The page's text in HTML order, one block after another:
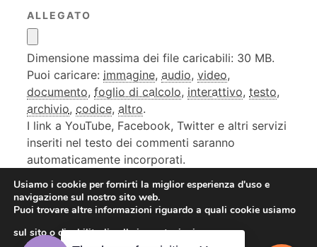
ALLEGATO
Dimensione massima dei file caricabili: 30 MB.
Puoi caricare: immagine, audio, video,
documento, foglio di calcolo, interattivo, testo,
archivio, codice, altro.
I link a YouTube, Facebook, Twitter e altri servizi
inseriti nel testo dei commenti saranno
automaticamente incorporati.
Usiamo i cookie per fornirti la miglior esperienza d'uso e
navigazione sul nostro sito web.
Puoi trovare altre informazioni riguardo a quali cookie usiamo
sul sito o disabilitarli nelleimpostazioni.